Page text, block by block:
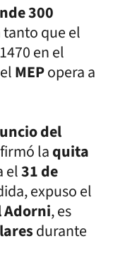
300
tanto que el
en el
MEPopera a
del
laquita
el31 de
expuso el
Adorni, es
durante